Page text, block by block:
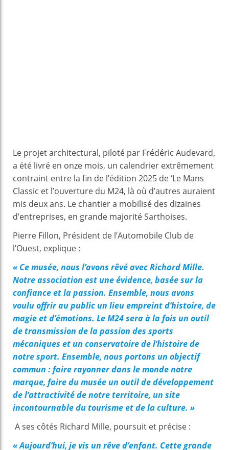
Le projet architectural, piloté par Frédéric Audevard,
a été livré en onze mois, un calendrier extrêmement
contraint entre la fin de l’édition 2025 de ‘Le Mans
Classic et l’ouverture du M24, là où d’autres auraient
mis deux ans. Le chantier a mobilisé des dizaines
d’entreprises, en grande majorité Sarthoises.
Pierre Fillon, Président de l’Automobile Club de
l’Ouest, explique :
« Ce musée, nous l’avons rêvé avec Richard Mille.
Notre association est une évidence, basée sur la
confiance et la passion. Ensemble, nous avons
voulu offrir au public un lieu empreint d’histoire, de
magie et d’émotions. Le M24 sera à la fois un outil
de transmission de la passion des sports
mécaniques et un conservatoire de l’histoire de
notre sport. Ensemble, nous portons un objectif
commun : faire rayonner dans le monde notre
marque, faire du musée un outil de développement
de l’attractivité de notre territoire, un site
incontournable du tourisme et de la culture. »
A ses côtés Richard Mille, poursuit et précise :
« Aujourd’hui, je vis un rêve d’enfant. Cette grande